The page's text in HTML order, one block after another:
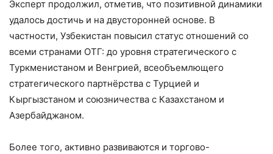
Эксперт продолжил, отметив, что позитивной динамики
удалось достичь и на двусторонней основе. В
частности, Узбекистан повысил статус отношений со
всеми странами ОТГ: до уровня стратегического с
Туркменистаном и Венгрией, всеобъемлющего
стратегического партнёрства с Турцией и
Кыргызстаном и союзничества с Казахстаном и
Азербайджаном.
Более того, активно развиваются и торгово-